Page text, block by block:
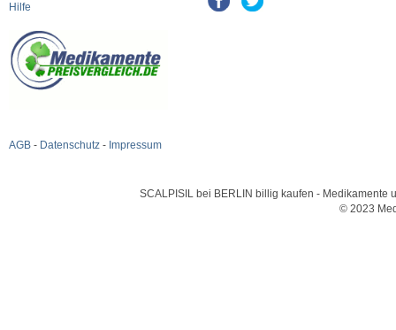
Hilfe
AGB - Datenschutz - Impressum
SCALPISIL bei BERLIN billig kaufen - Medikamente
© 2023